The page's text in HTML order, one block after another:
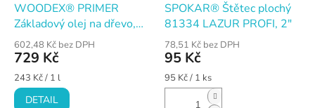
WOODEX® PRIMER
Základový olej na dřevo,
bezbarvý
602,48 Kč bez DPH
729 Kč
Měrná
cena:
243 Kč / 1 l
DETAIL
SPOKAR® Štětec plochý
81334 LAZUR PROFI, 2"
78,51 Kč bez DPH
95 Kč
Měrná
cena:
95 Kč / 1 ks